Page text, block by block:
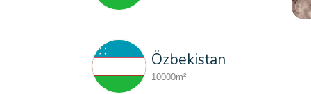
Özbekistan
10000m²